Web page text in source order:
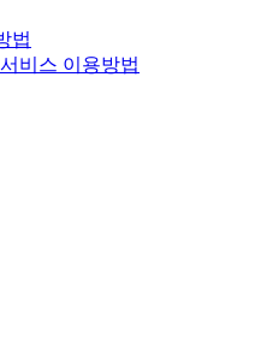
법
비스 이용방법